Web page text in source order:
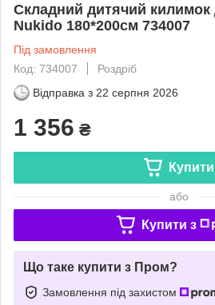
Складний дитячий
Nukido 180*200см 734007
Під замовлення
Код: 734007
Роздріб
Відправка з 22 серпня 2026
1 356 ₴
Купити
або
Купити з
Що таке купити з Пром?
Замовлення під захистом